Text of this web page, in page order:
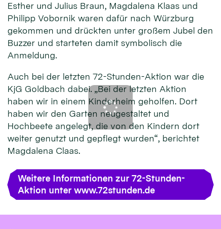
Esther und Julius Braun, Magdalena Klaas und
Philipp Vobornik waren dafür nach Würzburg
gekommen und drückten unter großem Jubel den
Buzzer und starteten damit symbolisch die
Anmeldung.
Auch bei der letzten 72-Stunden-Aktion war die
KjG Goldbach dabei. „Bei der letzten Aktion
haben wir in einem Kinderheim geholfen. Dort
haben wir den Garten neugestaltet und
Hochbeete angelegt, die von den Kindern dort
weiter genutzt und gepflegt wurden“, berichtet
Magdalena Claas.
Weitere Informationen zur 72-Stunden-
Aktion unter www.72stunden.de